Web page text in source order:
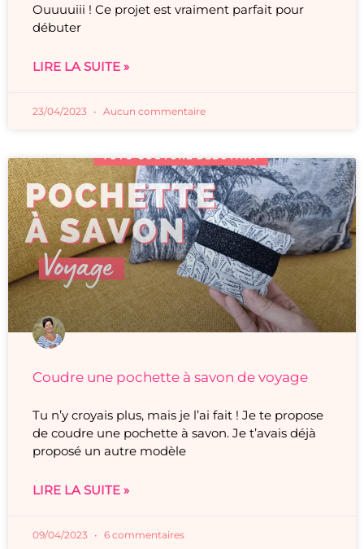
Ouuuuiii ! Ce projet est vraiment parfait pour
débuter
LIRE LA SUITE »
23/04/2023 Aucun commentaire
Coudre une pochette à savon de voyage
Tu n’y croyais plus, mais je l’ai fait ! Je te propose
de coudre une pochette à savon. Je t’avais déjà
proposé un autre modèle
LIRE LA SUITE »
09/04/2023 6 commentaires